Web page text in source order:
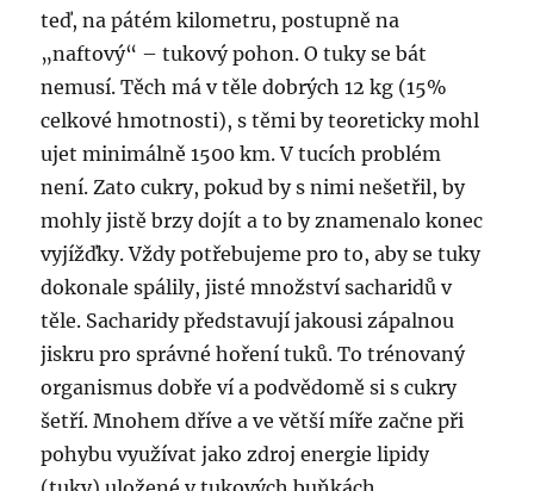
teď, na pátém kilometru, postupně na
„naftový“ – tukový pohon. O tuky se bát
nemusí. Těch má v těle dobrých 12 kg (15%
celkové hmotnosti), s těmi by teoreticky mohl
ujet minimálně 1500 km. V tucích problém
není. Zato cukry, pokud by s nimi nešetřil, by
mohly jistě brzy dojít a to by znamenalo konec
vyjížďky. Vždy potřebujeme pro to, aby se tuky
dokonale spálily, jisté množství sacharidů v
těle. Sacharidy představují jakousi zápalnou
jiskru pro správné hoření tuků. To trénovaný
organismus dobře ví a podvědomě si s cukry
šetří. Mnohem dříve a ve větší míře začne při
pohybu využívat jako zdroj energie lipidy